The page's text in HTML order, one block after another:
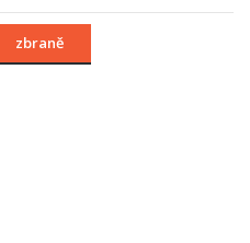
zbraně